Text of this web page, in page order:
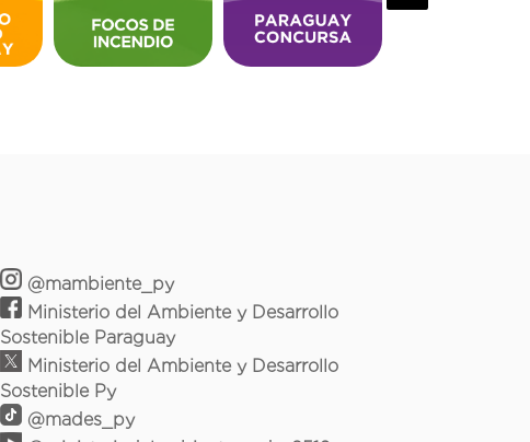
@mambiente_py
Ministerio del Ambiente y Desarrollo
Sostenible Paraguay
Ministerio del Ambiente y Desarrollo
Sostenible Py
@mades_py